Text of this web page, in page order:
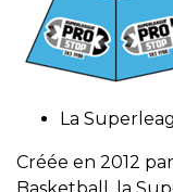
La
Créée en 2012